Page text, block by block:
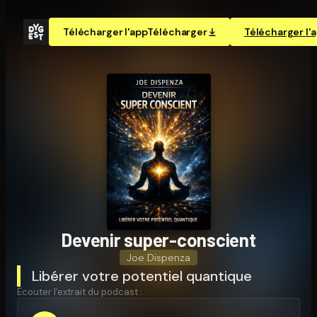
Télécharger l'appTélécharger Télécharger
Devenir super-conscient
Joe Dispenza
Libérer votre potentiel quantique
Écouter l'extrait du podcast :